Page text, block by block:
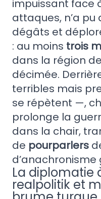
impuissant face
attaques, n’a pu
dégâts et
: au moins trois
dans la région
décimée.
terribles mais
se répètent —,
prolonge la
dans la chair,
de pourparlers
La diplomatie
realpolitik et